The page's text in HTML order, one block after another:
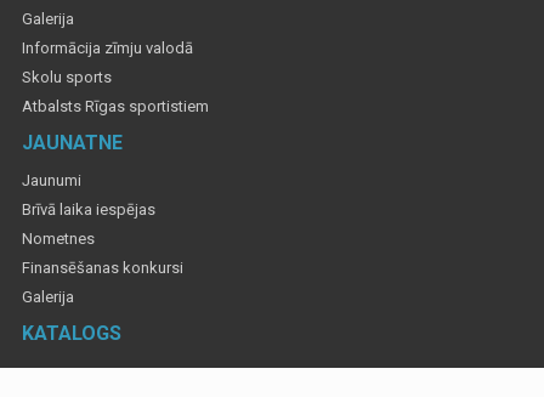
Galerija
Informācija zīmju valodā
Skolu sports
Atbalsts Rīgas sportistiem
JAUNATNE
Jaunumi
Brīvā laika iespējas
Nometnes
Finansēšanas konkursi
Galerija
KATALOGS